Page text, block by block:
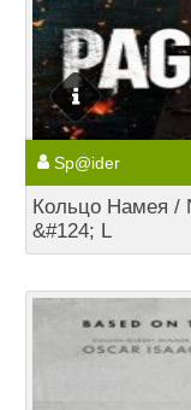
Sp@ider
Кольцо Намея /
&#124; L